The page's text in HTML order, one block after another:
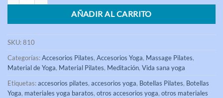
AÑADIR AL CARRITO
SKU:810
Categorías:Accesorios Pilates, Accesorios Yoga, Massage Pilates,
Material de Yoga, Material Pilates, Meditación, Vida sana yoga
Etiquetas:accesorios pilates, accesorios yoga, Botellas Pilates, Botellas
Yoga, materiales yoga baratos, otros accesorios yoga, otros materiales